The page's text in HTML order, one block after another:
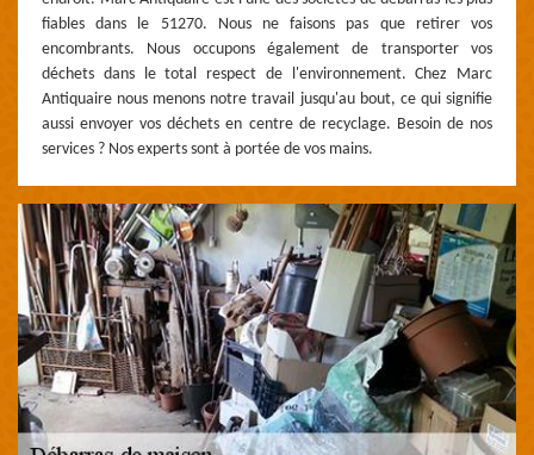
fiables dans le 51270. Nous ne faisons pas que retirer vos
encombrants. Nous occupons également de transporter vos
déchets dans le total respect de l'environnement. Chez Marc
Antiquaire nous menons notre travail jusqu'au bout, ce qui signifie
aussi envoyer vos déchets en centre de recyclage. Besoin de nos
services ? Nos experts sont à portée de vos mains.